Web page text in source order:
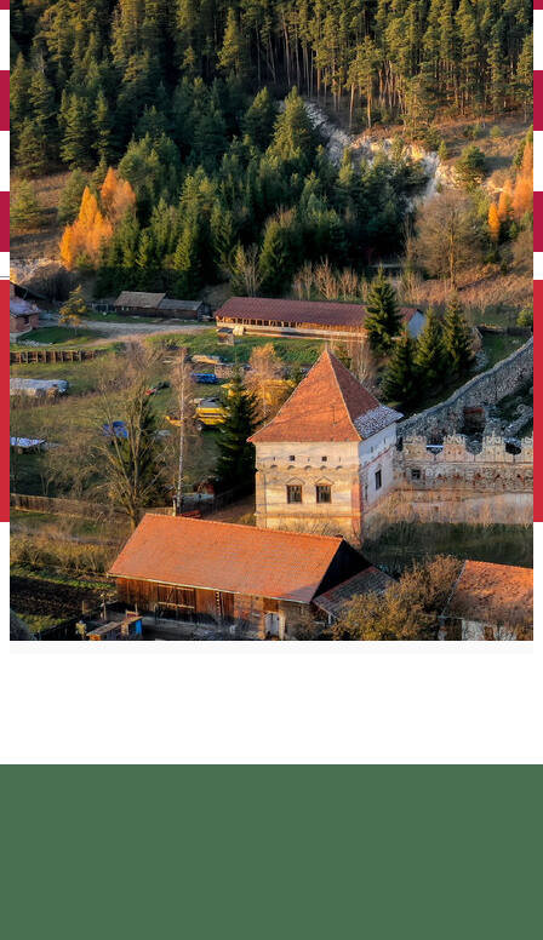
English
Închirieri auto
Închirieri de biciclete